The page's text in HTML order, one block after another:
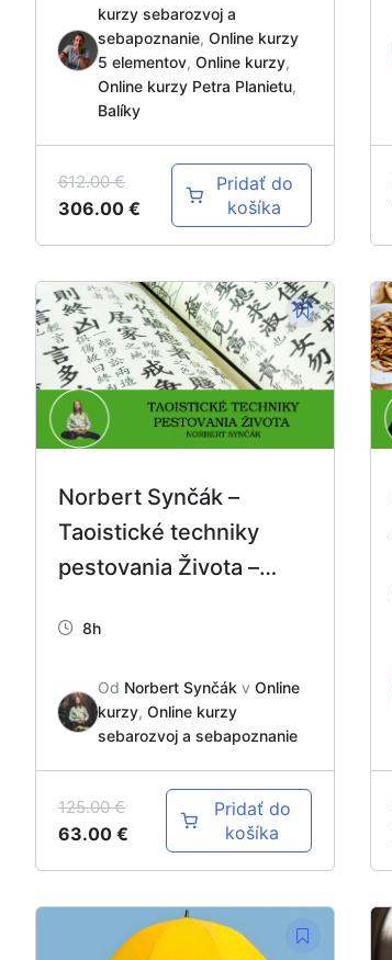
kurzy sebarozvoj a
sebapoznanie, Online kurzy
5 elementov, Online kurzy,
Online kurzy Petra Planietu,
Balíky
612.00€
306.00 €
Pridať do
košíka
Norbert Synčák –
Taoistické techniky
pestovania Života –
8h
Od Norbert Synčák v Online
kurzy, Online kurzy
sebarozvoj a sebapoznanie
125.00€
63.00 €
Pridať do
košíka